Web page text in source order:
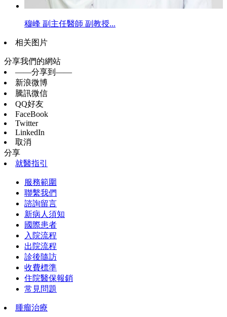
穆峰 副主任醫師 副教授...
相关图片
分享我們的網站
——分享到——
新浪微博
騰訊微信
QQ好友
FaceBook
Twitter
LinkedIn
取消
分享
就醫指引
服務範圍
聯繫我們
諮詢留言
新病人須知
國際患者
入院流程
出院流程
診後隨訪
收費標準
住院醫保報銷
常見問題
腫瘤治療